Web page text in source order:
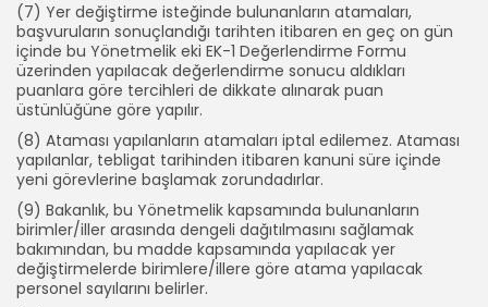
(7) Yer değiştirme isteğinde bulunanların atamaları,
başvuruların sonuçlandığı tarihten itibaren en geç on gün
içinde bu Yönetmelik eki EK-1 Değerlendirme Formu
üzerinden yapılacak değerlendirme sonucu aldıkları
puanlara göre tercihleri de dikkate alınarak puan
üstünlüğüne göre yapılır.
(8) Ataması yapılanların atamaları iptal edilemez. Ataması
yapılanlar, tebligat tarihinden itibaren kanuni süre içinde
yeni görevlerine başlamak zorundadırlar.
(9) Bakanlık, bu Yönetmelik kapsamında bulunanların
birimler/iller arasında dengeli dağıtılmasını sağlamak
bakımından, bu madde kapsamında yapılacak yer
değiştirmelerde birimlere/illere göre atama yapılacak
personel sayılarını belirler.